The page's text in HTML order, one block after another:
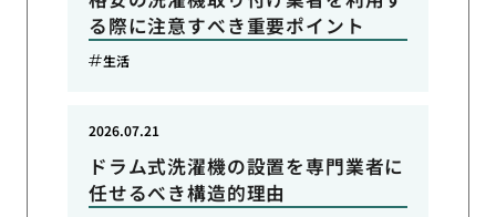
る際に注意すべき重要ポイント
生活
ドラム式洗濯機の設置を専門業者に
任せるべき構造的理由
2026.07.21